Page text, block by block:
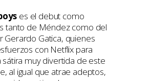
es el debut como
tanto de Méndez como del
Gerardo Gatica, quienes
con Netflix para
sátira muy divertida de este
al igual que atrae adeptos,